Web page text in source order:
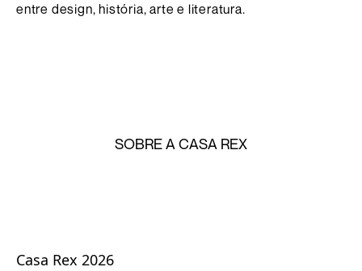
entre design, história, arte e literatura.
SOBRE A CASA REX
Casa Rex 2026